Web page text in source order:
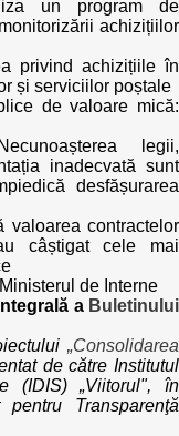
un program de
achizițiilor
privind achizițiile în
și serviciilor poștale
de valoare mică:
legii,
inadecvată sunt
desfășurarea
valoarea contractelor
câștigat cele mai
de Interne
a Buletinului
„Consolidarea
de către Institutul
(IDIS) „Viitorul", în
Transparenţă